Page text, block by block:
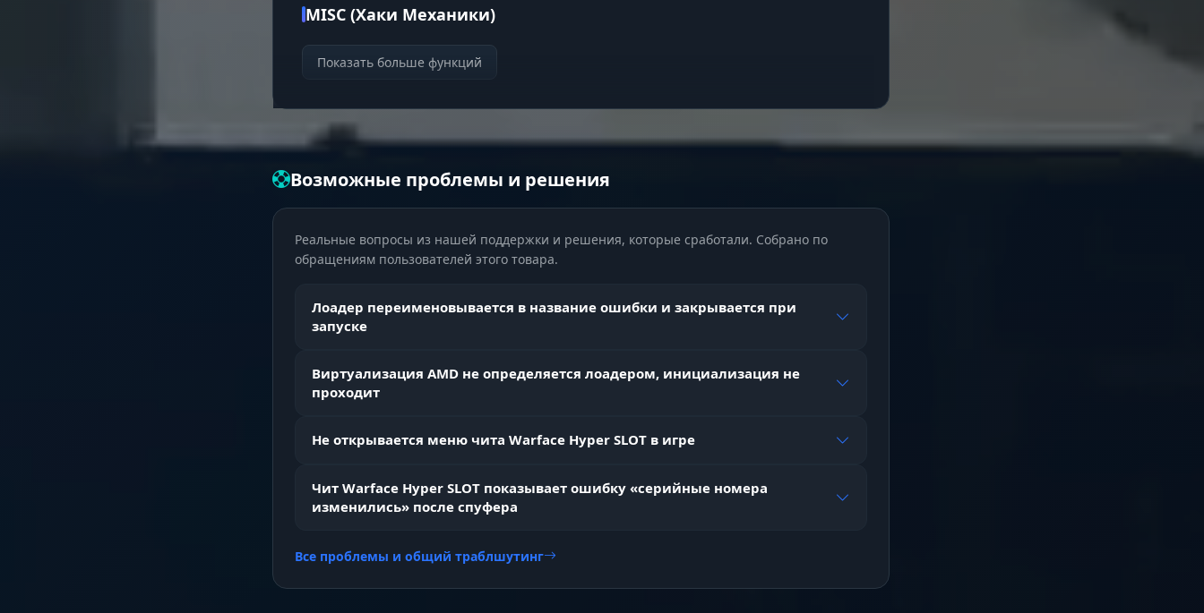
MISC (Хаки Механики)
Solo Climb (Подсад)
Сам себе команда. Забирайся на "подсады" в одиночку,
игрокам.
Giraffe
повернуться спиной. Используй "Жирафа" для обзора и
WEAPON (Скорость Света)
Fast Switch & No Bolt
Нет пауз. Мгновенная смена оружия и стрельба со
Показать больше функций
Возможные проблемы и решения
Реальные вопросы из нашей поддержки и решения, которые сработали. Собрано по
обращениям пользователей этого товара.
Лоадер переименовывается в название ошибки и закрывается при
запуске
Виртуализация AMD не определяется лоадером, инициализация не
проходит
Не открывается меню чита Warface Hyper SLOT в игре
Чит Warface Hyper SLOT показывает ошибку «серийные номера
изменились» после спуфера
Все проблемы и общий траблшутинг